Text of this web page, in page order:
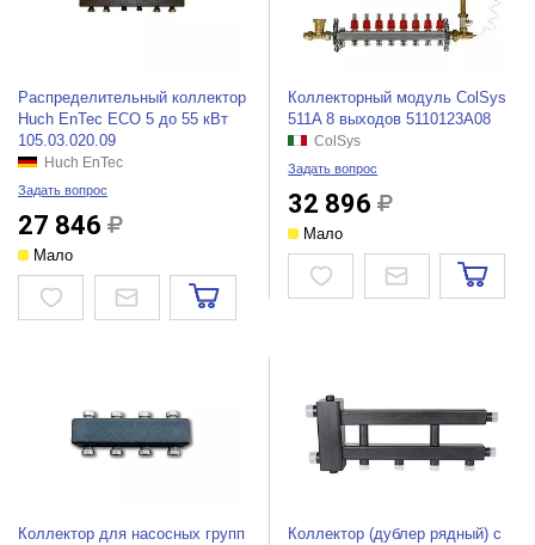
Распределительный коллектор
Huch EnTec ЕСО 5 до 55 кВт
105.03.020.09
Huch EnTec
Задать вопрос
27 846
Мало
Коллекторный модуль ColSys
511A 8 выходов 5110123A08
ColSys
Задать вопрос
32 896
Мало
Коллектор для насосных групп
Коллектор (дублер рядный) с